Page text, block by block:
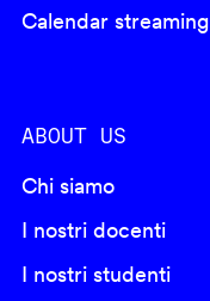
Calendar streaming
ABOUT US
Chi siamo
I nostri docenti
I nostri studenti